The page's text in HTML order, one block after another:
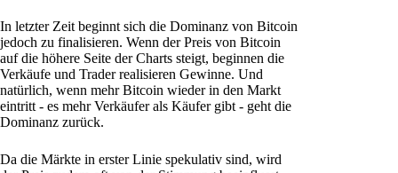
In letzter Zeit beginnt sich die Dominanz von Bitcoin
jedoch zu finalisieren. Wenn der Preis von Bitcoin
auf die höhere Seite der Charts steigt, beginnen die
Verkäufe und Trader realisieren Gewinne. Und
natürlich, wenn mehr Bitcoin wieder in den Markt
eintritt - es mehr Verkäufer als Käufer gibt - geht die
Dominanz zurück.
Da die Märkte in erster Linie spekulativ sind, wird